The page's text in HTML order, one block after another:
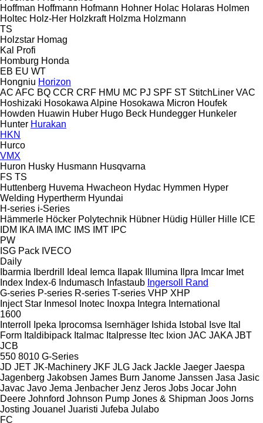
Hoffman Hoffmann Hofmann Hohner Holac Holaras Holmen
Holtec Holz-Her Holzkraft Holzma Holzmann
TS
Holzstar Homag
Kal
Profi
Homburg Honda
EB EU WT
Hongniu Horizon
AC AFC BQ CCR CRF HMU MC PJ SPF ST StitchLiner VAC
Hoshizaki Hosokawa Alpine Hosokawa Micron Houfek
Howden Huawin Huber Hugo Beck Hundegger Hunkeler
Hunter Hurakan
HKN
Hurco
VMX
Huron Husky Husmann Husqvarna
FS TS
Huttenberg Huvema Hwacheon Hydac Hymmen Hyper
Welding Hypertherm Hyundai
H-series i-Series
Hämmerle Höcker Polytechnik Hübner Hüdig Hüller Hille ICE
IDM
IKA IMA IMC IMS IMT IPC
PW
ISG Pack IVECO
Daily
Ibarmia
Iberdrill Ideal Iemca Ilapak Illumina Ilpra Imcar Imet
Index Index-6 Indumasch Infastaub Ingersoll Rand
G-series P-series R-series T-series VHP XHP
Inject Star Inmesol Inotec Inoxpa Integra International
1600
Interroll
Ipeka Iprocomsa Isernhäger Ishida Istobal Isve Ital
Form Italdibipack Italmac Italpresse Itec Ixion JAC JAKA JBT
JCB
550 8010 G-Series
JD JET JK-Machinery JKF JLG Jack Jackle Jaeger Jaespa
Jagenberg Jakobsen James Burn Janome Janssen Jasa Jasic
Javac Javo Jema Jenbacher Jenz Jeros Jobs Jocar John
Deere Johnford Johnson Pump Jones & Shipman Joos Jorns
Josting Jouanel Juaristi Jufeba Julabo
FC